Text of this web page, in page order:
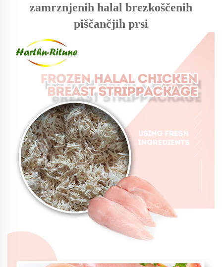
zamrznjenih halal brezkoščenih
piščančjih prsi